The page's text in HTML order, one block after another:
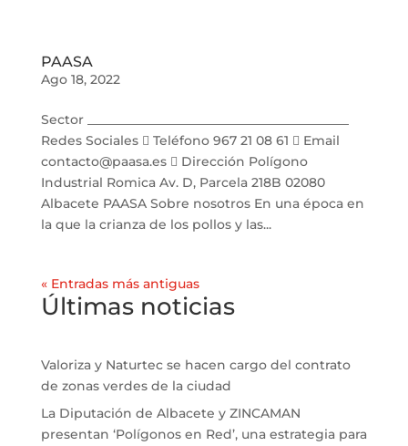
PAASA
Ago 18, 2022
Sector _________________________________________
Redes Sociales  Teléfono 967 21 08 61  Email
contacto@paasa.es  Dirección Polígono
Industrial Romica Av. D, Parcela 218B 02080
Albacete PAASA Sobre nosotros En una época en
la que la crianza de los pollos y las...
« Entradas más antiguas
Últimas noticias
Valoriza y Naturtec se hacen cargo del contrato
de zonas verdes de la ciudad
La Diputación de Albacete y ZINCAMAN
presentan ‘Polígonos en Red’, una estrategia para